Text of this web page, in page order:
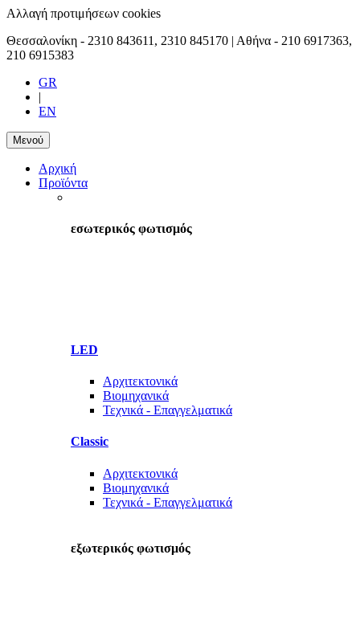
Αλλαγή προτιμήσεων cookies
Θεσσαλονίκη - 2310 843611, 2310 845170 | Αθήνα - 210 6917363,
210 6915383
GR
|
EN
Μενού
Αρχική
Προϊόντα
εσωτερικός φωτισμός
LED
Αρχιτεκτονικά
Βιομηχανικά
Τεχνικά - Επαγγελματικά
Classic
Αρχιτεκτονικά
Βιομηχανικά
Τεχνικά - Επαγγελματικά
εξωτερικός φωτισμός